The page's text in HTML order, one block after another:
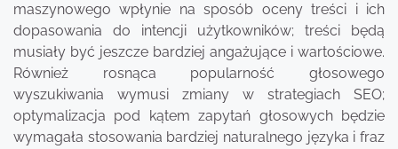
maszynowego wpłynie na sposób oceny treści i ich
dopasowania do intencji użytkowników; treści będą
musiały być jeszcze bardziej angażujące i wartościowe.
Również rosnąca popularność głosowego
wyszukiwania wymusi zmiany w strategiach SEO;
optymalizacja pod kątem zapytań głosowych będzie
wymagała stosowania bardziej naturalnego języka i fraz